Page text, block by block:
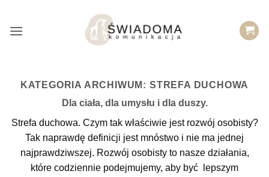
treści
KATEGORIA ARCHIWUM: STREFA DUCHOWA
Dla ciała, dla umysłu i dla duszy.
Strefa duchowa. Czym tak właściwie jest rozwój osobisty?
Tak naprawdę definicji jest mnóstwo i nie ma jednej
najprawdziwszej. Rozwój osobisty to nasze działania,
które codziennie podejmujemy, aby być lepszym